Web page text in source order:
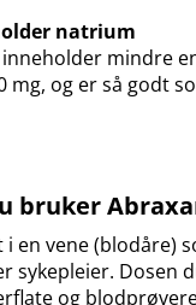
natrium
mindre
mg, og er så godt
bruker
en vene (blodåre)
sykepleier. Dosen
og